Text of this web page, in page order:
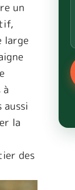
un
large
à
aussi
la
des